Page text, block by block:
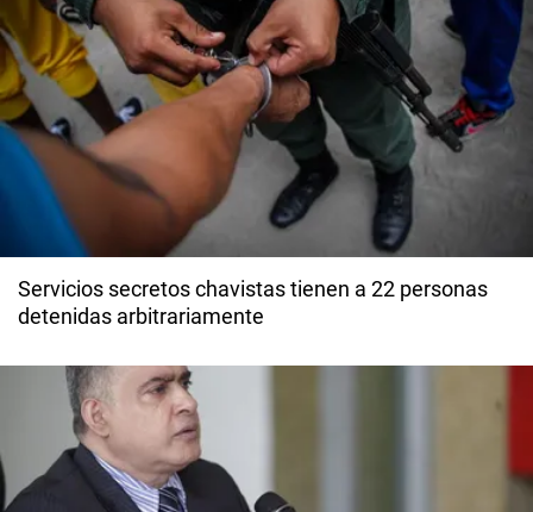
Servicios secretos chavistas tienen a 22 personas
detenidas arbitrariamente